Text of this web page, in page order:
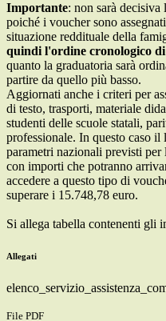
Importante: non sarà decisiva
poiché i voucher sono
situazione reddituale della
quindi l'ordine cronologico
quanto la graduatoria sarà
partire da quello più basso.
Aggiornati anche i criteri per
di testo, trasporti, materiale
studenti delle scuole statali,
professionale. In questo caso
parametri nazionali previsti per
con importi che potranno
accedere a questo tipo di
superare i 15.748,78 euro.
Si allega tabella contenenti gli
Allegati
File PDF